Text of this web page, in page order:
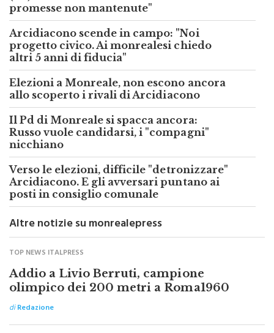
(Pd): "Noi la vera alternativa alle
promesse non mantenute"
Arcidiacono scende in campo: "Noi
progetto civico. Ai monrealesi chiedo
altri 5 anni di fiducia"
Elezioni a Monreale, non escono ancora
allo scoperto i rivali di Arcidiacono
Il Pd di Monreale si spacca ancora:
Russo vuole candidarsi, i "compagni"
nicchiano
Verso le elezioni, difficile "detronizzare"
Arcidiacono. E gli avversari puntano ai
posti in consiglio comunale
Altre notizie su monrealepress
TOP NEWS ITALPRESS
Addio a Livio Berruti, campione
olimpico dei 200 metri a Roma1960
diRedazione